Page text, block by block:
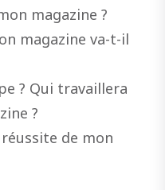
magazine ?
magazine va-t-il
? Qui travaillera
?
de mon